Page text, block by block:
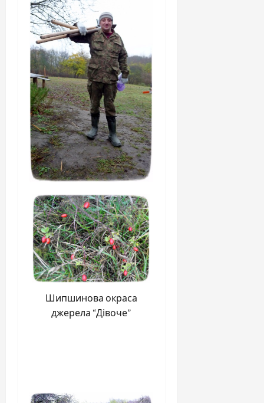
Шипшинова окраса
джерела “Дівоче”